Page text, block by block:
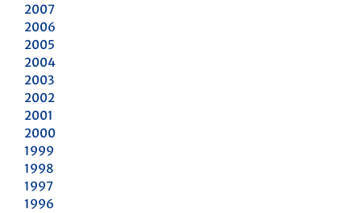
2007
2006
2005
2004
2003
2002
2001
2000
1999
1998
1997
1996